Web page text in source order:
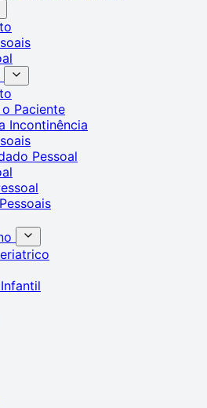
Paciente
Incontinência
Pessoal